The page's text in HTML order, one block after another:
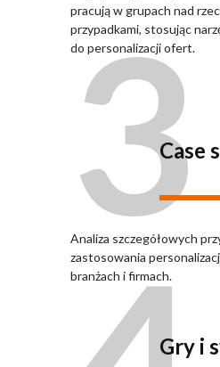
pracują w grupach nad
przypadkami, stosując
do personalizacji ofert.
3
Case
Analiza szczegółowych
zastosowania
branżach i firmach.
Gry i